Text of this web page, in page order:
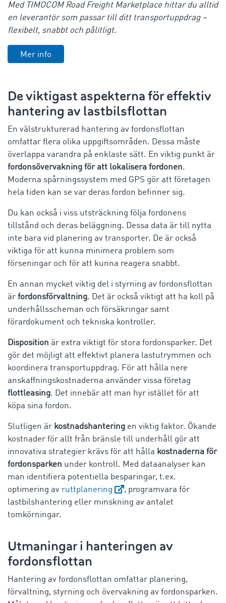
Med TIMOCOM Road Freight Marketplace hittar du alltid
en leverantör som passar till ditt transportuppdrag –
flexibelt, snabbt och pålitligt.
Mer info
De viktigast aspekterna för effektiv
hantering av lastbilsflottan
En välstrukturerad hantering av fordonsflottan
omfattar flera olika uppgiftsområden. Dessa måste
överlappa varandra på enklaste sätt. En viktig punkt är
fordonsövervakning för att lokalisera fordonen.
Moderna spårningssystem med GPS gör att företagen
hela tiden kan se var deras fordon befinner sig.
Du kan också i viss utsträckning följa fordonens
tillstånd och deras beläggning. Dessa data är till nytta
inte bara vid planering av transporter. De är också
viktiga för att kunna minimera problem som
förseningar och för att kunna reagera snabbt.
En annan mycket viktig del i styrning av fordonsflottan
är fordonsförvaltning. Det är också viktigt att ha koll på
underhållsscheman och försäkringar samt
förardokument och tekniska kontroller.
Disposition är extra viktigt för stora fordonsparker. Det
gör det möjligt att effektivt planera lastutrymmen och
koordinera transportuppdrag. För att hålla nere
anskaffningskostnaderna använder vissa företag
flottleasing. Det innebär att man hyr istället för att
köpa sina fordon.
Slutligen är kostnadshantering en viktig faktor. Ökande
kostnader för allt från bränsle till underhåll gör att
innovativa strategier krävs för att hålla kostnaderna för
fordonsparken under kontroll. Med dataanalyser kan
man identifiera potentiella besparingar, t.ex.
optimering av ruttplanering
, programvara för
lastbilshantering eller minskning av antalet
tomkörningar.
Utmaningar i hanteringen av
fordonsflottan
Hantering av fordonsflottan omfattar planering,
förvaltning, styrning och övervakning av fordonsparken.